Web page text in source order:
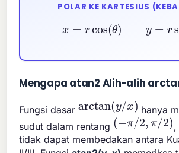
POLAR KE KARTESIUS
x=rcos( =r sin(θ
Mengapa atan2 Alih-alih
Fungsi dasar
arctan(y/x)
hanya
sudut dalam rentang
( − /2,π/2)
,
tidak dapat membedakan antara